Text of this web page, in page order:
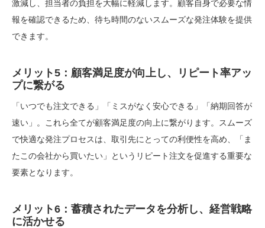
激減し、担当者の負担を大幅に軽減します。顧客自身で必要な情
報を確認できるため、待ち時間のないスムーズな発注体験を提供
できます。
メリット5：顧客満足度が向上し、リピート率アッ
プに繋がる
「いつでも注文できる」「ミスがなく安心できる」「納期回答が
速い」。これら全てが顧客満足度の向上に繋がります。スムーズ
で快適な発注プロセスは、取引先にとっての利便性を高め、「ま
たこの会社から買いたい」というリピート注文を促進する重要な
要素となります。
メリット6：蓄積されたデータを分析し、経営戦略
に活かせる